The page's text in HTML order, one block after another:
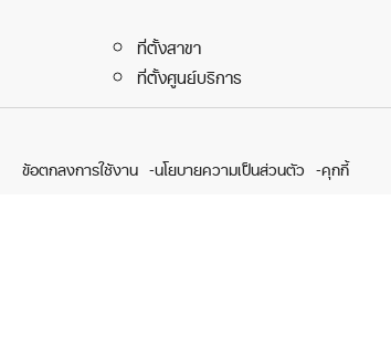
ที่ตั้งสาขา
ที่ตั้งศูนย์บริการ
ข้อตกลงการใช้งาน
นโยบายความเป็นส่วนตัว คุกกี้